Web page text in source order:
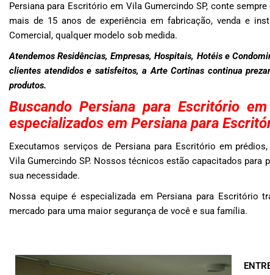
Persiana para Escritório em Vila Gumercindo SP, conte
mais de 15 anos de experiência em fabricação, venda e
Comercial, qualquer modelo sob medida.
Atendemos Residências, Empresas, Hospitais, Hotéis e
clientes atendidos e satisfeitos, a Arte Cortinas continua
produtos.
Buscando Persiana para Escritório
especializados em Persiana para
Executamos serviços de Persiana para Escritório em
Vila Gumercindo SP. Nossos técnicos estão capacitados para
sua necessidade.
Nossa equipe é especializada em Persiana para Escritório
mercado para uma maior segurança de você e sua família.